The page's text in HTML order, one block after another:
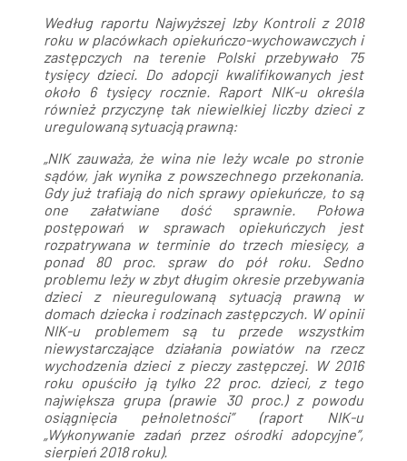
Według raportu Najwyższej Izby Kontroli z 2018
roku w placówkach opiekuńczo-wychowawczych i
zastępczych na terenie Polski przebywało 75
tysięcy dzieci. Do adopcji kwalifikowanych jest
około 6 tysięcy rocznie. Raport NIK-u określa
również przyczynę tak niewielkiej liczby dzieci z
uregulowaną sytuacją prawną:
„NIK zauważa, że wina nie leży wcale po stronie
sądów, jak wynika z powszechnego przekonania.
Gdy już trafiają do nich sprawy opiekuńcze, to są
one załatwiane dość sprawnie. Połowa
postępowań w sprawach opiekuńczych jest
rozpatrywana w terminie do trzech miesięcy, a
ponad 80 proc. spraw do pół roku. Sedno
problemu leży w zbyt długim okresie przebywania
dzieci z nieuregulowaną sytuacją prawną w
domach dziecka i rodzinach zastępczych. W opinii
NIK-u problemem są tu przede wszystkim
niewystarczające działania powiatów na rzecz
wychodzenia dzieci z pieczy zastępczej. W 2016
roku opuściło ją tylko 22 proc. dzieci, z tego
największa grupa (prawie 30 proc.) z powodu
osiągnięcia pełnoletności” (raport NIK-u
„Wykonywanie zadań przez ośrodki adopcyjne”,
sierpień 2018 roku).